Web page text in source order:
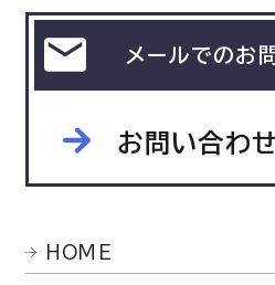
メールでのお
お問い合わ
HOME